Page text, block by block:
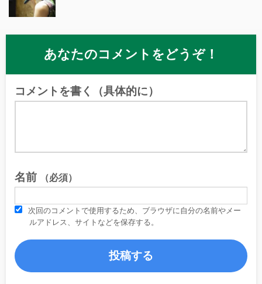
あなたのコメントをどうぞ！
コメントを書く（具体的に）
名前 （必須）
次回のコメントで使用するため、ブラウザに自分の名前やメー
ルアドレス、サイトなどを保存する。